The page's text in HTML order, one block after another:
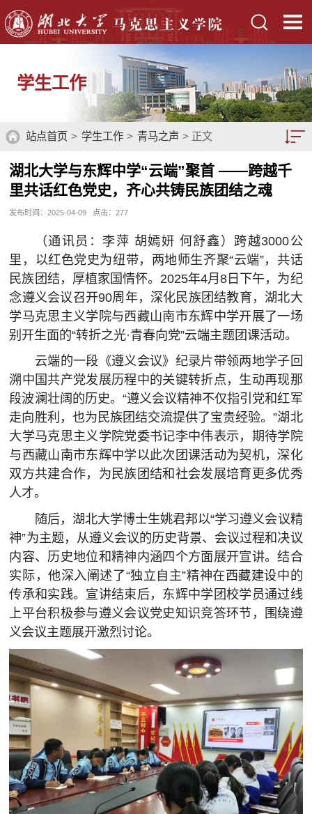
学生工作
站点首页 > 学生工作 > 青马之声 > 正文
党团建设
学工平台
学工新闻
学生风采
毕业生工作
学习天地
青马之声
湖北大学与东辉中学“云端”聚首 ——跨越千
里共话红色党史，齐心共铸民族团结之魂
发布时间：2025-04-09 点击：277
（通讯员：李萍 胡嫣妍 何舒鑫）跨越3000公
里，以红色党史为纽带，两地师生齐聚“云端”，共话
民族团结，厚植家国情怀。2025年4月8日下午，为纪
念遵义会议召开90周年，深化民族团结教育，湖北大
学马克思主义学院与西藏山南市东辉中学开展了一场
别开生面的“转折之光·青春向党”云端主题团课活动。
云端的一段《遵义会议》纪录片带领两地学子回
溯中国共产党发展历程中的关键转折点，生动再现那
段波澜壮阔的历史。“遵义会议精神不仅指引党和红军
走向胜利，也为民族团结交流提供了宝贵经验。”湖北
大学马克思主义学院党委书记李中伟表示，期待学院
与西藏山南市东辉中学以此次团课活动为契机，深化
双方共建合作，为民族团结和社会发展培育更多优秀
人才。
随后，湖北大学博士生姚君邦以“学习遵义会议精
神”为主题，从遵义会议的历史背景、会议过程和决议
内容、历史地位和精神内涵四个方面展开宣讲。结合
实际，他深入阐述了“独立自主”精神在西藏建设中的
传承和实践。宣讲结束后，东辉中学团校学员通过线
上平台积极参与遵义会议党史知识竞答环节，围绕遵
义会议主题展开激烈讨论。